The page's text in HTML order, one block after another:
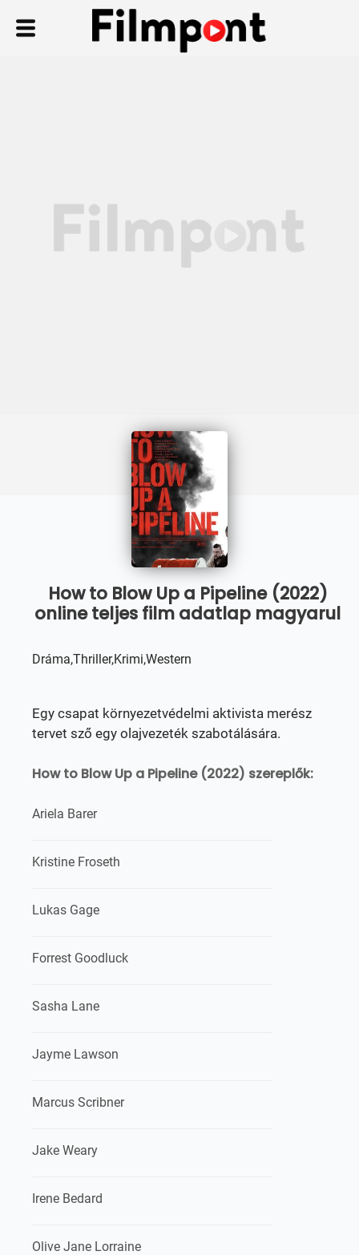
How to Blow Up a Pipeline (2022)
online teljes film adatlap magyarul
Dráma,Thriller,Krimi,Western
Egy csapat környezetvédelmi aktivista merész
tervet sző egy olajvezeték szabotálására.
How to Blow Up a Pipeline (2022) szereplők:
Ariela Barer
Kristine Froseth
Lukas Gage
Forrest Goodluck
Sasha Lane
Jayme Lawson
Marcus Scribner
Jake Weary
Irene Bedard
Olive Jane Lorraine